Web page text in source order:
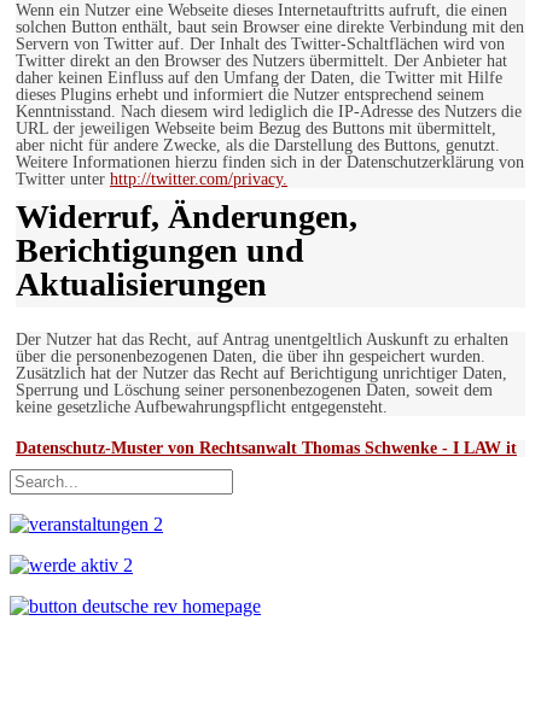
Wenn ein Nutzer eine Webseite dieses Internetauftritts aufruft, die einen
solchen Button enthält, baut sein Browser eine direkte Verbindung mit den
Servern von Twitter auf. Der Inhalt des Twitter-Schaltflächen wird von
Twitter direkt an den Browser des Nutzers übermittelt. Der Anbieter hat
daher keinen Einfluss auf den Umfang der Daten, die Twitter mit Hilfe
dieses Plugins erhebt und informiert die Nutzer entsprechend seinem
Kenntnisstand. Nach diesem wird lediglich die IP-Adresse des Nutzers die
URL der jeweiligen Webseite beim Bezug des Buttons mit übermittelt,
aber nicht für andere Zwecke, als die Darstellung des Buttons, genutzt.
Weitere Informationen hierzu finden sich in der Datenschutzerklärung von
Twitter unter http://twitter.com/privacy.
Widerruf, Änderungen,
Berichtigungen und
Aktualisierungen
Der Nutzer hat das Recht, auf Antrag unentgeltlich Auskunft zu erhalten
über die personenbezogenen Daten, die über ihn gespeichert wurden.
Zusätzlich hat der Nutzer das Recht auf Berichtigung unrichtiger Daten,
Sperrung und Löschung seiner personenbezogenen Daten, soweit dem
keine gesetzliche Aufbewahrungspflicht entgegensteht.
Datenschutz-Muster von Rechtsanwalt Thomas Schwenke - I LAW it